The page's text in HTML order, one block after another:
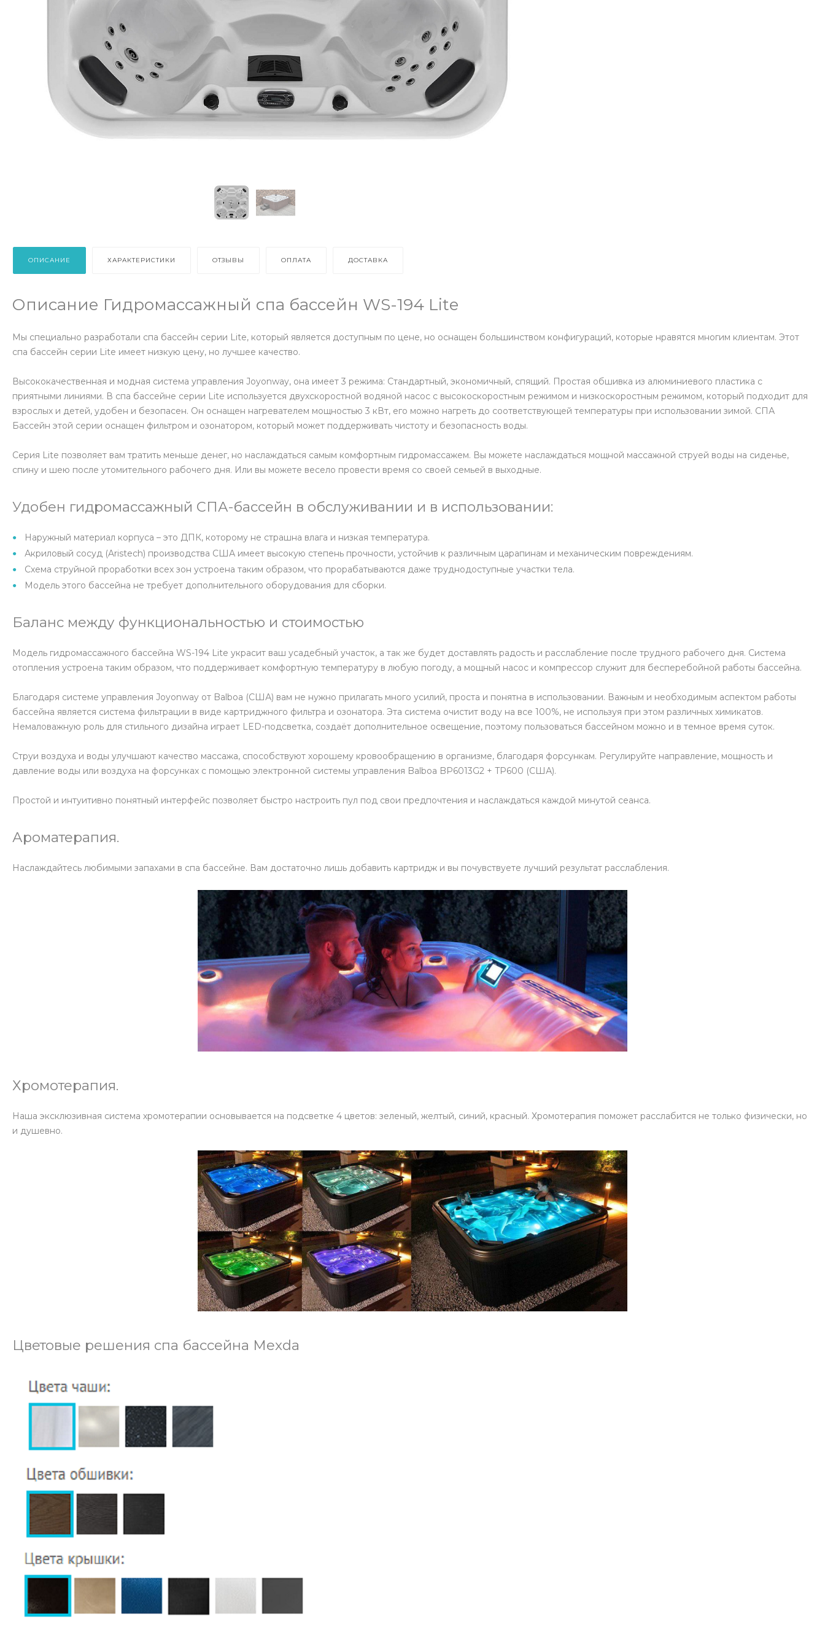
ОПИСАНИЕ ХАРАКТЕРИСТИКИ ОТЗЫВЫ ОПЛАТА ДОСТАВКА
Описание Гидромассажный спа бассейн WS-194 Lite
Мы специально разработали спа бассейн серии Lite, который является доступным по цене, но оснащен большинством конфигураций, которые нравятся многим клиентам. Этот
спа бассейн серии Lite имеет низкую цену, но лучшее качество.
Высококачественная и модная система управления Joyonway, она имеет 3 режима: Стандартный, экономичный, спящий. Простая обшивка из алюминиевого пластика с
приятными линиями. В спа бассейне серии Lite используется двухскоростной водяной насос с высокоскоростным режимом и низкоскоростным режимом, который подходит для
взрослых и детей, удобен и безопасен. Он оснащен нагревателем мощностью 3 кВт, его можно нагреть до соответствующей температуры при использовании зимой. СПА
Бассейн этой серии оснащен фильтром и озонатором, который может поддерживать чистоту и безопасность воды.
Серия Lite позволяет вам тратить меньше денег, но наслаждаться самым комфортным гидромассажем. Вы можете наслаждаться мощной массажной струей воды на сиденье,
спину и шею после утомительного рабочего дня. Или вы можете весело провести время со своей семьей в выходные.
Удобен гидромассажный СПА-бассейн в обслуживании и в использовании:
Наружный материал корпуса – это ДПК, которому не страшна влага и низкая температура.
Акриловый сосуд (Aristech) производства США имеет высокую степень прочности, устойчив к различным царапинам и механическим повреждениям.
Схема струйной проработки всех зон устроена таким образом, что прорабатываются даже труднодоступные участки тела.
Модель этого бассейна не требует дополнительного оборудования для сборки.
Баланс между функциональностью и стоимостью
Модель гидромассажного бассейна WS-194 Lite украсит ваш усадебный участок, а так же будет доставлять радость и расслабление после трудного рабочего дня. Система
отопления устроена таким образом, что поддерживает комфортную температуру в любую погоду, а мощный насос и компрессор служит для бесперебойной работы бассейна.
Благодаря системе управления Joyonway от Balboa (США) вам не нужно прилагать много усилий, проста и понятна в использовании. Важным и необходимым аспектом работы
бассейна является система фильтрации в виде картриджного фильтра и озонатора. Эта система очистит воду на все 100%, не используя при этом различных химикатов.
Немаловажную роль для стильного дизайна играет LED-подсветка, создаёт дополнительное освещение, поэтому пользоваться бассейном можно и в темное время суток.
Струи воздуха и воды улучшают качество массажа, способствуют хорошему кровообращению в организме, благодаря форсункам. Регулируйте направление, мощность и
давление воды или воздуха на форсунках с помощью электронной системы управления Balboa BP6013G2 + TP600 (США).
Простой и интуитивно понятный интерфейс позволяет быстро настроить пул под свои предпочтения и наслаждаться каждой минутой сеанса.
Ароматерапия.
Наслаждайтесь любимыми запахами в спа бассейне. Вам достаточно лишь добавить картридж и вы почувствуете лучший результат расслабления.
Хромотерапия.
Наша эксклюзивная система хромотерапии основывается на подсветке 4 цветов: зеленый, желтый, синий, красный. Хромотерапия поможет расслабится не только физически, но
и душевно.
Цветовые решения спа бассейна Mexda